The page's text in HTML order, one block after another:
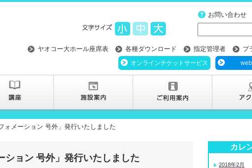
お問い合わせ
ヤオコー大ホール座席表 各種ダウンロード 指定管理者 プ
オンラインチケットサービス
ォメーション 号外」発行いたしました
カレ
2018年2月
ション 号外」発行いたしました